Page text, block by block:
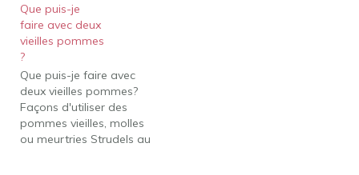
les cuire dans un
délicieux sirop. Lorsque
vous…
Que puis-je
faire avec deux
vieilles pommes
?
Que puis-je faire avec
deux vieilles pommes?
Façons d'utiliser des
pommes vieilles, molles
ou meurtries Strudels au